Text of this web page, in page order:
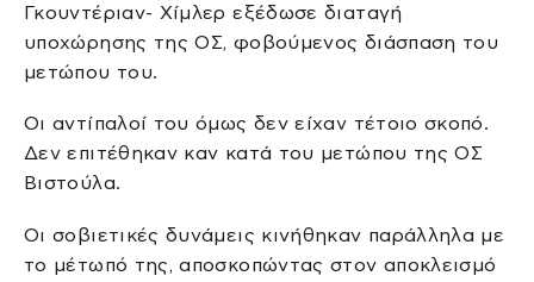
Γκουντέριαν- Χίμλερ εξέδωσε διαταγή
υποχώρησης της ΟΣ, φοβούμενος διάσπαση του
μετώπου του.
Οι αντίπαλοί του όμως δεν είχαν τέτοιο σκοπό.
Δεν επιτέθηκαν καν κατά του μετώπου της ΟΣ
Βιστούλα.
Οι σοβιετικές δυνάμεις κινήθηκαν παράλληλα με
το μέτωπό της, αποσκοπώντας στον αποκλεισμό